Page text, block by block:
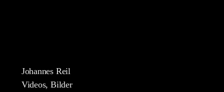
Johannes Reil
Videos, Bilder